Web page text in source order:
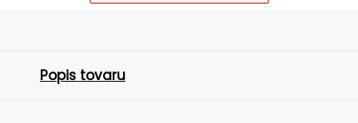
Popis tovaru